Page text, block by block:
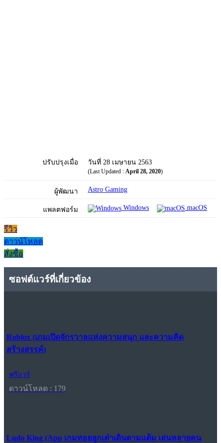
ปรับปรุงเมื่อ วันที่ 28 เมษายน 2563
(Last Updated : April 28, 2020)
ผู้พัฒนา Astro Gaming
แพลตฟอร์ม Windows macOS
รีวิว
ดาวน์โหลด
สั่งซื้อ
ซอฟต์แวร์ที่เกี่ยวข้อง
Roblox (เกมเปิดจักรวาลแห่งความสนุก และความคิด
สร้างสรรค์)
ฟรีแวร์
ดาวน์โหลด : 179
Ludo King (App เกมทอยลูกเต๋าเดินตามแต้ม เล่นหลายคน